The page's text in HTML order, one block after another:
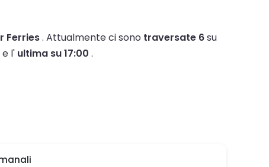
Ferries. Attualmente ci sono traversate 6su
e l' ultima su 17:00 .